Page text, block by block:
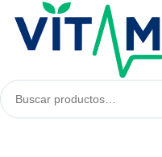
contenido
Buscar
productos: